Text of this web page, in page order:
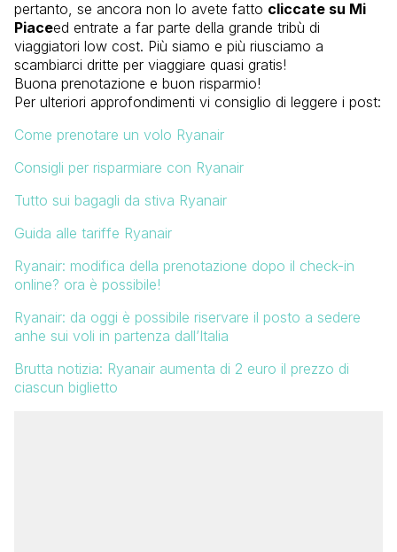
pertanto, se ancora non lo avete fatto cliccate su Mi
Piaceed entrate a far parte della grande tribù di
viaggiatori low cost. Più siamo e più riusciamo a
scambiarci dritte per viaggiare quasi gratis!
Buona prenotazione e buon risparmio!
Per ulteriori approfondimenti vi consiglio di leggere i post:
Come prenotare un volo Ryanair
Consigli per risparmiare con Ryanair
Tutto sui bagagli da stiva Ryanair
Guida alle tariffe Ryanair
Ryanair: modifica della prenotazione dopo il check-in
online? ora è possibile!
Ryanair: da oggi è possibile riservare il posto a sedere
anhe sui voli in partenza dall’Italia
Brutta notizia: Ryanair aumenta di 2 euro il prezzo di
ciascun biglietto